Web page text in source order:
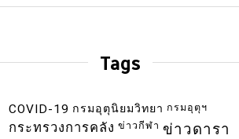
วัสดุไม่ลามไฟ อัคคีภัยในพื้นที่ปิด
Tags
COVID-19 กรมอุตุนิยมวิทยา กรมอุตุฯ
กระทรวงการคลัง ข่าวกีฬา ข่าวดารา